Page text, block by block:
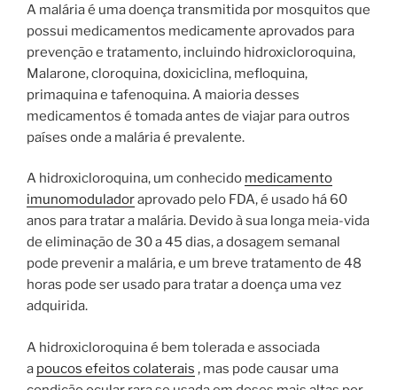
A malária é uma doença transmitida por mosquitos que
possui medicamentos medicamente aprovados para
prevenção e tratamento, incluindo hidroxicloroquina,
Malarone, cloroquina, doxiciclina, mefloquina,
primaquina e tafenoquina. A maioria desses
medicamentos é tomada antes de viajar para outros
países onde a malária é prevalente.
A hidroxicloroquina, um conhecido medicamento
imunomoduladoraprovado pelo FDA, é usado há 60
anos para tratar a malária. Devido à sua longa meia-vida
de eliminação de 30 a 45 dias, a dosagem semanal
pode prevenir a malária, e um breve tratamento de 48
horas pode ser usado para tratar a doença uma vez
adquirida.
A hidroxicloroquina é bem tolerada e associada
a poucos efeitos colaterais , mas pode causar uma